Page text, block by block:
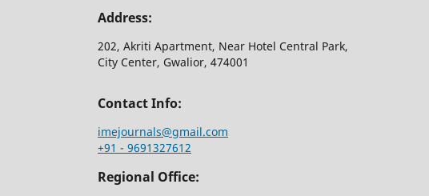
Address:
202, Akriti Apartment, Near Hotel Central Park,
City Center, Gwalior, 474001
Contact Info:
imejournals@gmail.com
+91 - 9691327612
Regional Office: